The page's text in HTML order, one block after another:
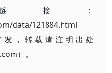
接：
data/121884.html
，转载请注明出处
）。